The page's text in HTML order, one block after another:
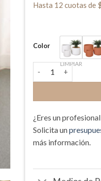
Hasta 12 cuotas de
Color
LIMPIAR
Set de Macetas
¿Eres un
Solicita un
más información.